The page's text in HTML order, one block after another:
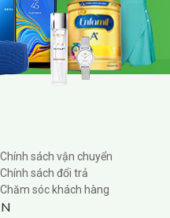
Chính sách vận chuyển
Chính sách đổi trả
Chăm sóc khách hàng